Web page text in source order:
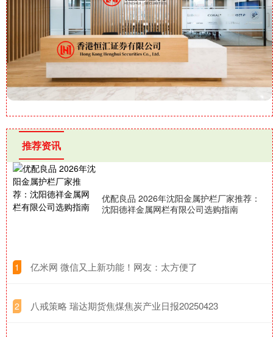
推荐资讯
优配良品 2026年沈阳金属护栏厂家推荐：
沈阳德祥金属网栏有限公司选购指南
1 ​亿米网 微信又上新功能！网友：太方便了
2 ​八戒策略 瑞达期货焦煤焦炭产业日报20250423